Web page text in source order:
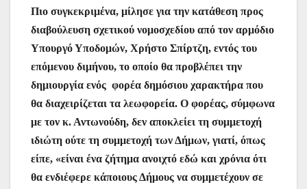
Πιο συγκεκριμένα, μίλησε για την κατάθεση προς
διαβούλευση σχετικού νομοσχεδίου από τον αρμόδιο
Υπουργό Υποδομών, Χρήστο Σπίρτζη, εντός του
επόμενου διμήνου, το οποίο θα προβλέπει την
δημιουργία ενός φορέα δημόσιου χαρακτήρα που
θα διαχειρίζεται τα λεωφορεία. Ο φορέας, σύμφωνα
με τον κ. Αντωνούδη, δεν αποκλείει τη συμμετοχή
ιδιώτη ούτε τη συμμετοχή των Δήμων, γιατί, όπως
είπε, «είναι ένα ζήτημα ανοιχτό εδώ και χρόνια ότι
θα ενδιέφερε κάποιους Δήμους να συμμετέχουν σε